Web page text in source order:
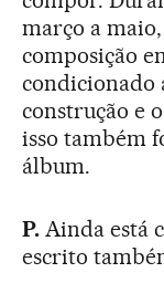
março a
composição
condicionado
construção e
isso também
álbum.
P. Ainda está
escrito